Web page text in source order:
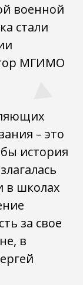
военной
стали
МГИМО
– это
история
в школах
за свое
в